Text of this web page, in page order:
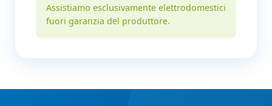
Assistiamo esclusivamente elettrodomestici
fuori garanzia del produttore.